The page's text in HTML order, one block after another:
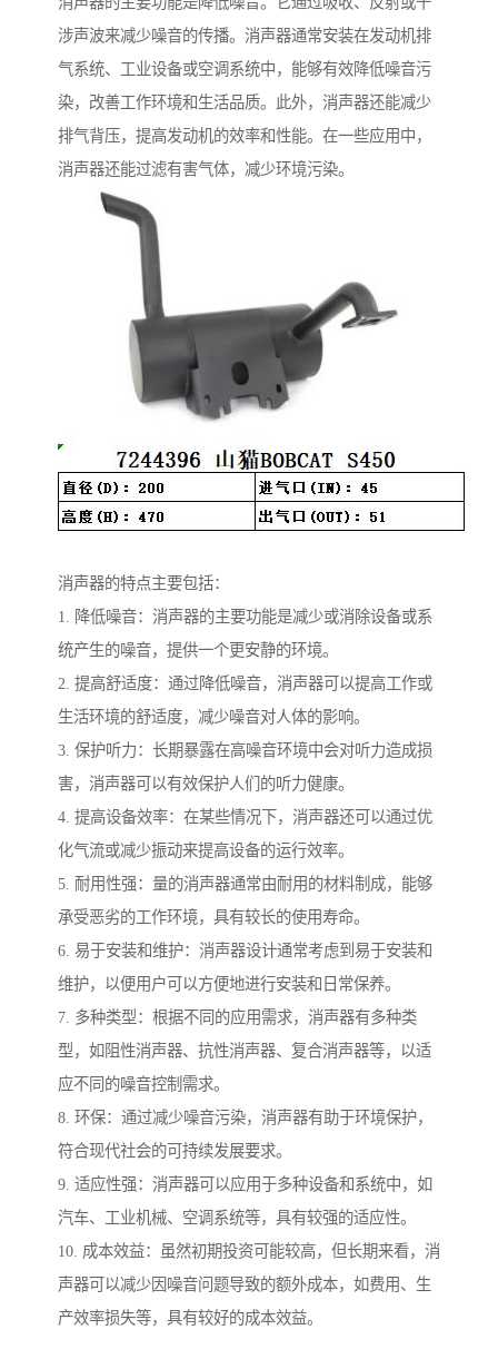
涉声波来减少噪音的传播。消声器通常安装在发动机排
气系统、工业设备或空调系统中，能够有效降低噪音污
染，改善工作环境和生活品质。此外，消声器还能减少
排气背压，提高发动机的效率和性能。在一些应用中，
消声器还能过滤有害气体，减少环境污染。
消声器的特点主要包括：
1. 降低噪音：消声器的主要功能是减少或消除设备或系
统产生的噪音，提供一个更安静的环境。
2. 提高舒适度：通过降低噪音，消声器可以提高工作或
生活环境的舒适度，减少噪音对人体的影响。
3. 保护听力：长期暴露在高噪音环境中会对听力造成损
害，消声器可以有效保护人们的听力健康。
4. 提高设备效率：在某些情况下，消声器还可以通过优
化气流或减少振动来提高设备的运行效率。
5. 耐用性强：量的消声器通常由耐用的材料制成，能够
承受恶劣的工作环境，具有较长的使用寿命。
6. 易于安装和维护：消声器设计通常考虑到易于安装和
维护，以便用户可以方便地进行安装和日常保养。
7. 多种类型：根据不同的应用需求，消声器有多种类
型，如阻性消声器、抗性消声器、复合消声器等，以适
应不同的噪音控制需求。
8. 环保：通过减少噪音污染，消声器有助于环境保护，
符合现代社会的可持续发展要求。
9. 适应性强：消声器可以应用于多种设备和系统中，如
汽车、工业机械、空调系统等，具有较强的适应性。
10. 成本效益：虽然初期投资可能较高，但长期来看，消
声器可以减少因噪音问题导致的额外成本，如费用、生
产效率损失等，具有较好的成本效益。